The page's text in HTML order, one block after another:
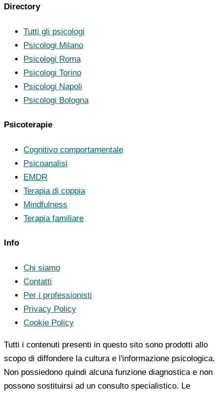
Directory
Tutti gli psicologi
Psicologi Milano
Psicologi Roma
Psicologi Torino
Psicologi Napoli
Psicologi Bologna
Psicoterapie
Cognitivo comportamentale
Psicoanalisi
EMDR
Terapia di coppia
Mindfulness
Terapia familiare
Info
Chi siamo
Contatti
Per i professionisti
Privacy Policy
Cookie Policy
Tutti i contenuti presenti in questo sito sono prodotti allo
scopo di diffondere la cultura e l'informazione psicologica.
Non possiedono quindi alcuna funzione diagnostica e non
possono sostituirsi ad un consulto specialistico. Le